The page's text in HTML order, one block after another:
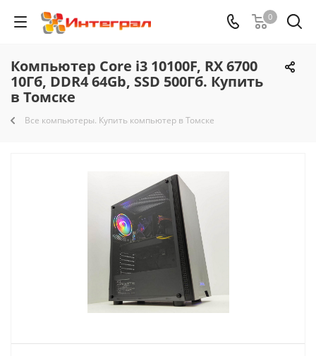
0
Компьютер Core i3 10100F, RX 6700
10Гб, DDR4 64Gb, SSD 500Гб. Купить
в Томске
Все компьютеры. Купить компьютер в Томске